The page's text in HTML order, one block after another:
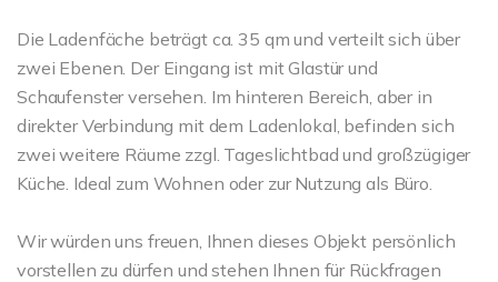
Die Ladenfäche beträgt ca. 35 qm und verteilt sich über
zwei Ebenen. Der Eingang ist mit Glastür und
Schaufenster versehen. Im hinteren Bereich, aber in
direkter Verbindung mit dem Ladenlokal, befinden sich
zwei weitere Räume zzgl. Tageslichtbad und großzügiger
Küche. Ideal zum Wohnen oder zur Nutzung als Büro.
Wir würden uns freuen, Ihnen dieses Objekt persönlich
vorstellen zu dürfen und stehen Ihnen für Rückfragen